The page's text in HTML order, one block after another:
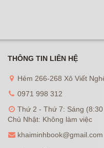
THÔNG TIN LIÊN HỆ
Hẻm 266-268 Xô Viết
0971 998 312
Thứ 2 - Thứ 7: Sáng
Chủ Nhật: Không làm việc
khaiminhbook@gmail.com